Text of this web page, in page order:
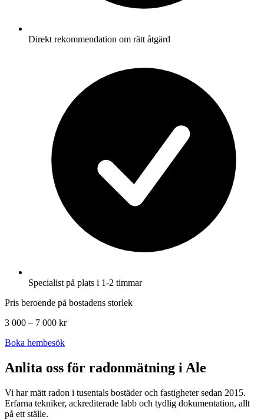
Direkt rekommendation om rätt åtgärd
Specialist på plats i 1-2 timmar
Pris beroende på bostadens storlek
3 000 – 7 000 kr
Boka hembesök
Anlita oss för radonmätning iAle
Vi har mätt radon i tusentals bostäder och fastigheter sedan 2015.
Erfarna tekniker, ackrediterade labb och tydlig dokumentation, allt
på ett ställe.